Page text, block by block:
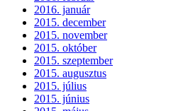
2016. január
2015. december
2015. november
2015. október
2015. szeptember
2015. augusztus
2015. július
2015. június